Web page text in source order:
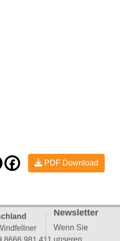
PDF Download
XING Facebook
Newsletter
Wenn Sie